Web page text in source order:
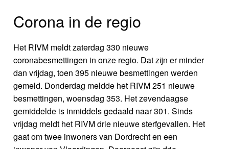
Corona in de regio
Het RIVM meldt zaterdag 330 nieuwe
coronabesmettingen in onze regio. Dat zijn er minder
dan vrijdag, toen 395 nieuwe besmettingen werden
gemeld. Donderdag meldde het RIVM 251 nieuwe
besmettingen, woensdag 353. Het zevendaagse
gemiddelde is inmiddels gedaald naar 301. Sinds
vrijdag meldt het RIVM drie nieuwe sterfgevallen. Het
gaat om twee inwoners van Dordrecht en een